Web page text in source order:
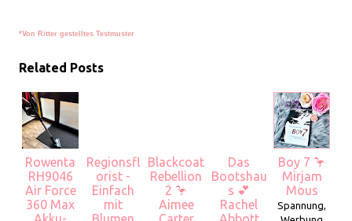
*Von Ritter gestelltes Testmuster
Related Posts
Rowenta
RH9046
Air Force
360 Max
Regionsfl
orist -
Einfach
mit
Blackcoat
Rebellion
2 🦩
Aimee
Das
Bootshau
s 💕
Rachel
Boy 7 🦩
Mirjam
Mous
Spannung,